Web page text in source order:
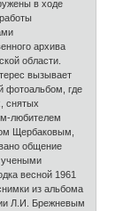
в ходе
архива
области.
вызывает
фотоальбом, где
снятых
любителем
Щербаковым,
общение
весной 1961
из альбома
Л.И. Брежневым